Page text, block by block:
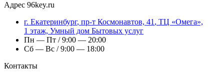
Адрес 96key.ru
г. Екатеринбург, пр-т Космонавтов, 41, ТЦ «Омега»,
1 этаж, Умный дом Бытовых услуг
Пн — Пт / 9:00 — 20:00
Сб — Вс / 9:00 — 18:00
Контакты